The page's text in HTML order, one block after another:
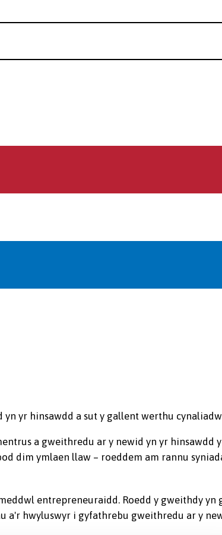
yr hinsawdd a sut y gallent werthu
a gweithredu ar y newid yn yr hinsawdd
dim ymlaen llaw – roeddem am rannu
entrepreneuraidd. Roedd y gweithdy yn
a'r hwyluswyr i gyfathrebu gweithredu ar y